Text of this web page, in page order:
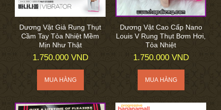
Dương Vật Giả Rung Thụt
Cầm Tay Tỏa Nhiệt Mềm
Mịn Như Thật
1.750.000 VND
Dương Vật Cao Cấp Nano
Louis V Rung Thụt Bơm Hơi,
Tỏa Nhiệt
1.750.000 VND